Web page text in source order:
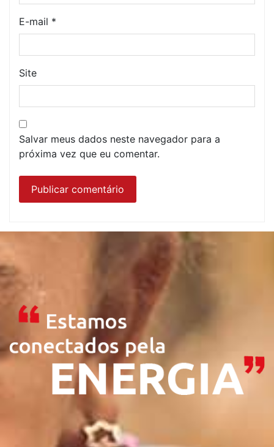
E-mail *
Site
Salvar meus dados neste navegador para a
próxima vez que eu comentar.